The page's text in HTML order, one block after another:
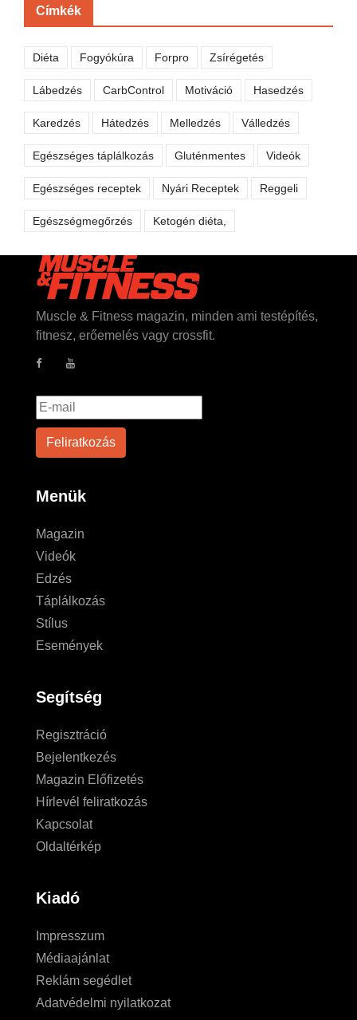
Címkék
Diéta Fogyókúra Forpro Zsírégetés
Lábedzés CarbControl Motiváció Hasedzés
Karedzés Hátedzés Melledzés Válledzés
Egészséges táplálkozás Gluténmentes Videók
Egészséges receptek Nyári Receptek Reggeli
Egészségmegőrzés Ketogén diéta,
Muscle & Fitness magazin, minden ami testépítés,
fitnesz, erőemelés vagy crossfit.
Menük
Magazin
Videók
Edzés
Táplálkozás
Stílus
Események
Segítség
Regisztráció
Bejelentkezés
Magazin Előfizetés
Hírlevél feliratkozás
Kapcsolat
Oldaltérkép
Kiadó
Impresszum
Médiaajánlat
Reklám segédlet
Adatvédelmi nyilatkozat